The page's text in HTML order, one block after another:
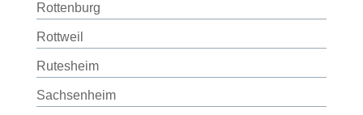
Rottenburg
Rottweil
Rutesheim
Sachsenheim